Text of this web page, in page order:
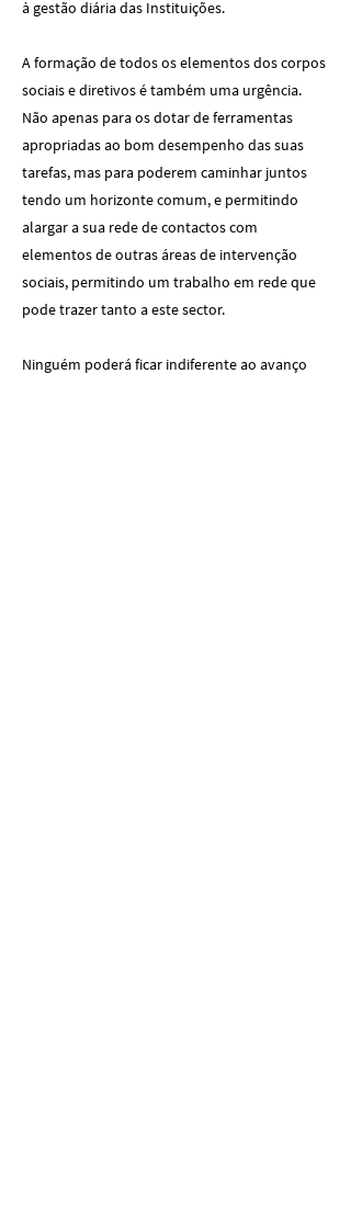
à gestão diária das Instituições.
A formação de todos os elementos dos corpos
sociais e diretivos é também uma urgência.
Não apenas para os dotar de ferramentas
apropriadas ao bom desempenho das suas
tarefas, mas para poderem caminhar juntos
tendo um horizonte comum, e permitindo
alargar a sua rede de contactos com
elementos de outras áreas de intervenção
sociais, permitindo um trabalho em rede que
pode trazer tanto a este sector.
Ninguém poderá ficar indiferente ao avanço